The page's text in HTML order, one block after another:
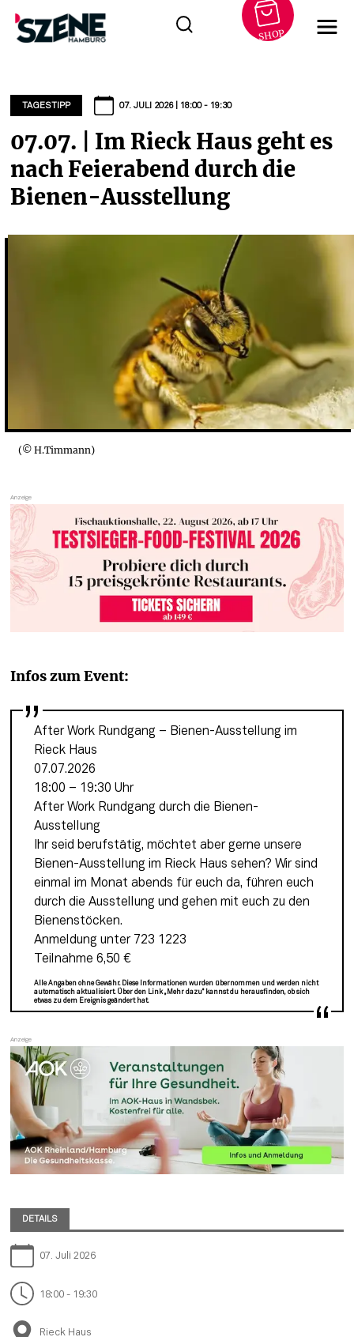
springen
SHOP
TAGESTIPP 07. JULI 2026 | 18:00 - 19:30
07.07. | Im Rieck Haus geht es
nach Feierabend durch die
Bienen-Ausstellung
(© H.Timmann)
Infos zum Event:
After Work Rundgang – Bienen-Ausstellung im
Rieck Haus
07.07.2026
18:00 – 19:30 Uhr
After Work Rundgang durch die Bienen-
Ausstellung
Ihr seid berufstätig, möchtet aber gerne unsere
Bienen-Ausstellung im Rieck Haus sehen? Wir sind
einmal im Monat abends für euch da, führen euch
durch die Ausstellung und gehen mit euch zu den
Bienenstöcken.
Anmeldung unter 723 1223
Teilnahme 6,50 €
Alle Angaben ohne Gewähr. Diese Informationen wurden übernommen und werden nicht
automatisch aktualisiert. Über den Link „Mehr dazu“ kannst du herausfinden, ob sich
etwas zu dem Ereignis geändert hat.
DETAILS
07. Juli 2026
18:00 - 19:30
Rieck Haus